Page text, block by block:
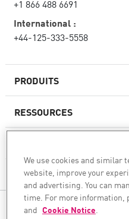
PRODUITS
Pare-feux de nouvelle
Sécurité réseau pour le
WAF
RESSOURCES
CHECK POINT
+1 866 488 6691
International :
+44-125-333-5558
SUIVEZ-NOUS
We use cookies and similar
website, improve your
and advertising. You can
time. For more information,
and Cookie Notice.